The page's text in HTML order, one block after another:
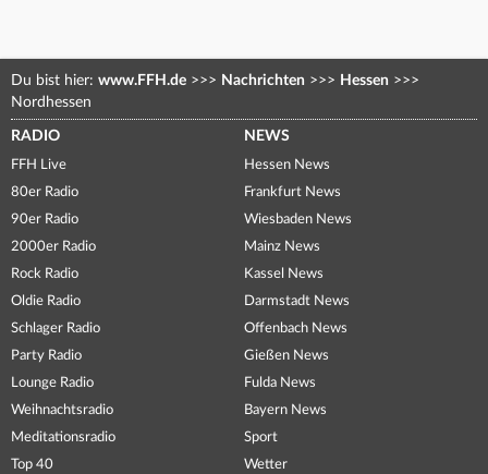
Du bist hier: www.FFH.de >>> Nachrichten >>> Hessen >>>
Nordhessen
RADIO
FFH Live
80er Radio
90er Radio
2000er Radio
Rock Radio
Oldie Radio
Schlager Radio
Party Radio
Lounge Radio
Weihnachtsradio
Meditationsradio
Top 40
NEWS
Hessen News
Frankfurt News
Wiesbaden News
Mainz News
Kassel News
Darmstadt News
Offenbach News
Gießen News
Fulda News
Bayern News
Sport
Wetter